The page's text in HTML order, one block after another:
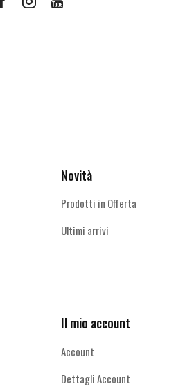
FacebookInstagramYoutube
Novità
Prodotti in Offerta
Ultimi arrivi
Il mio account
Account
Dettagli Account